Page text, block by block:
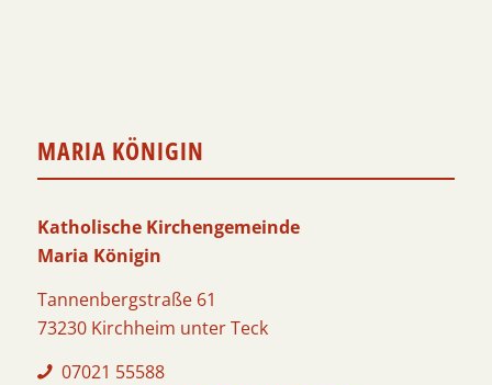
MARIA KÖNIGIN
Katholische Kirchengemeinde
Maria Königin
Tannenbergstraße 61
73230 Kirchheim unter Teck
07021 55588